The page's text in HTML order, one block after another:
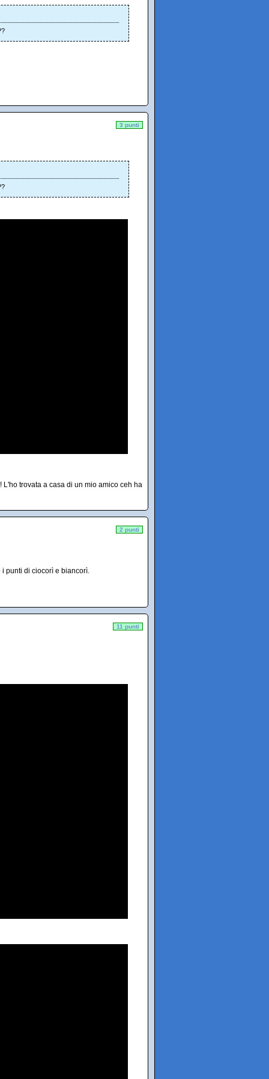
3 punti
trovata a casa di un mio amico ceh ha
2 punti
punti di ciocorì e biancorì.
11 punti